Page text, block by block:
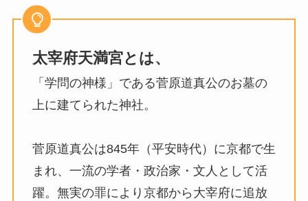
太宰府天満宮とは、
「学問の神様」である菅原道真公のお墓の
上に建てられた神社。
菅原道真公は845年（平安時代）に京都で生
まれ、一流の学者・政治家・文人として活
躍。無実の罪により京都から大宰府に追放